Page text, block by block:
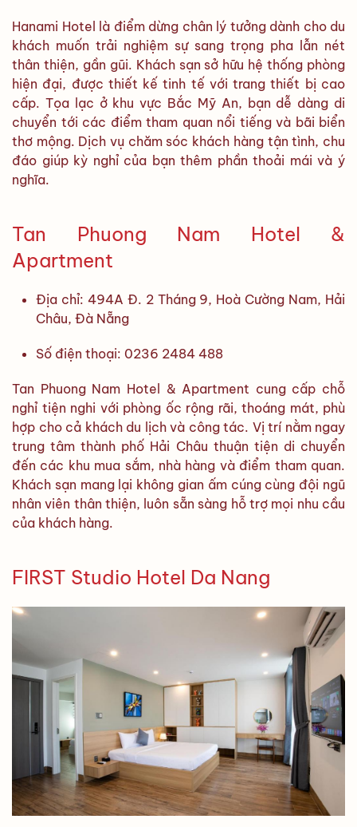
Hanami Hotel là điểm dừng chân lý tưởng dành cho du
khách muốn trải nghiệm sự sang trọng pha lẫn nét
thân thiện, gần gũi. Khách sạn sở hữu hệ thống phòng
hiện đại, được thiết kế tinh tế với trang thiết bị cao
cấp. Tọa lạc ở khu vực Bắc Mỹ An, bạn dễ dàng di
chuyển tới các điểm tham quan nổi tiếng và bãi biển
thơ mộng. Dịch vụ chăm sóc khách hàng tận tình, chu
đáo giúp kỳ nghỉ của bạn thêm phần thoải mái và ý
nghĩa.
Tan Phuong Nam Hotel &
Apartment
Địa chỉ: 494A Đ. 2 Tháng 9, Hoà Cường Nam, Hải
Châu, Đà Nẵng
Số điện thoại: 0236 2484 488
Tan Phuong Nam Hotel & Apartment cung cấp chỗ
nghỉ tiện nghi với phòng ốc rộng rãi, thoáng mát, phù
hợp cho cả khách du lịch và công tác. Vị trí nằm ngay
trung tâm thành phố Hải Châu thuận tiện di chuyển
đến các khu mua sắm, nhà hàng và điểm tham quan.
Khách sạn mang lại không gian ấm cúng cùng đội ngũ
nhân viên thân thiện, luôn sẵn sàng hỗ trợ mọi nhu cầu
của khách hàng.
FIRST Studio Hotel Da Nang